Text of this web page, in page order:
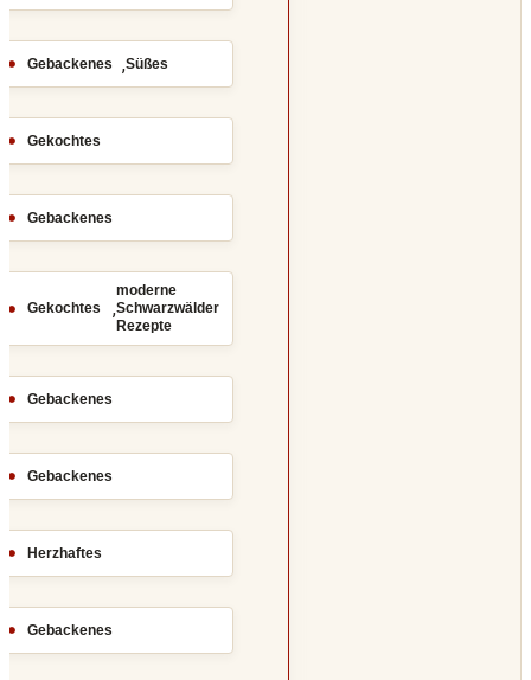
Gebackenes ,Süßes
Gekochtes
Gebackenes
Gekochtes ,
moderne
Schwarzwälder
Rezepte
Gebackenes
Gebackenes
Herzhaftes
Gebackenes